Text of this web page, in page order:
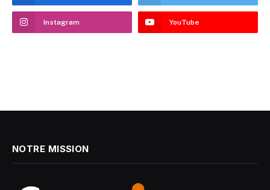
Instagram YouTube
NOTRE MISSION